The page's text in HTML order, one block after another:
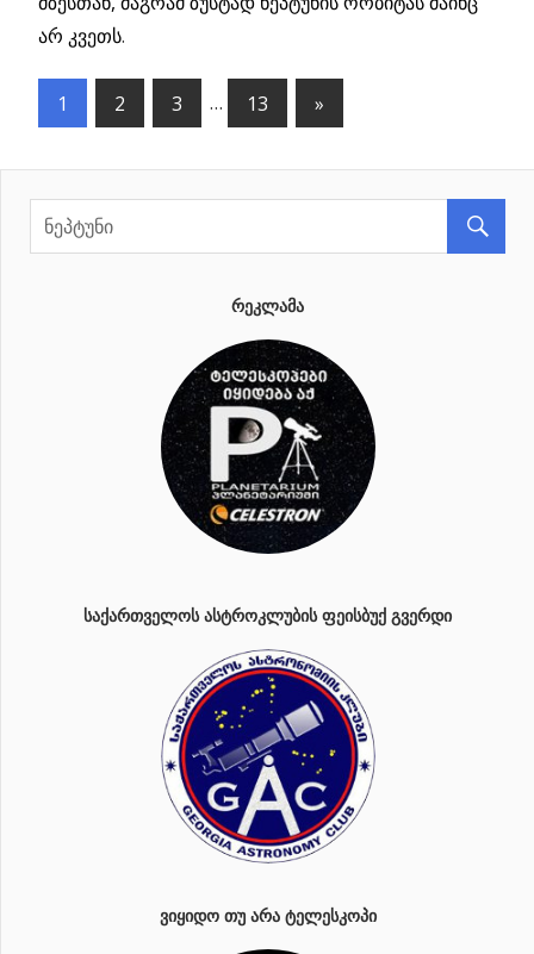
არ კვეთს.
პოსტების
ნავიგაცია
1 2 3 … 13
Next
Posts
»
ᲠᲔᲙᲚᲐᲛᲐ
ᲡᲐᲥᲐᲠᲗᲕᲔᲚᲝᲡ ᲐᲡᲢᲠᲝᲙᲚᲣᲑᲘᲡ ᲤᲔᲘᲡᲑᲣᲥ ᲒᲕᲔᲠᲓᲘ
ᲕᲘᲧᲘᲓᲝ ᲗᲣ ᲐᲠᲐ ᲢᲔᲚᲔᲡᲙᲝᲞᲘ